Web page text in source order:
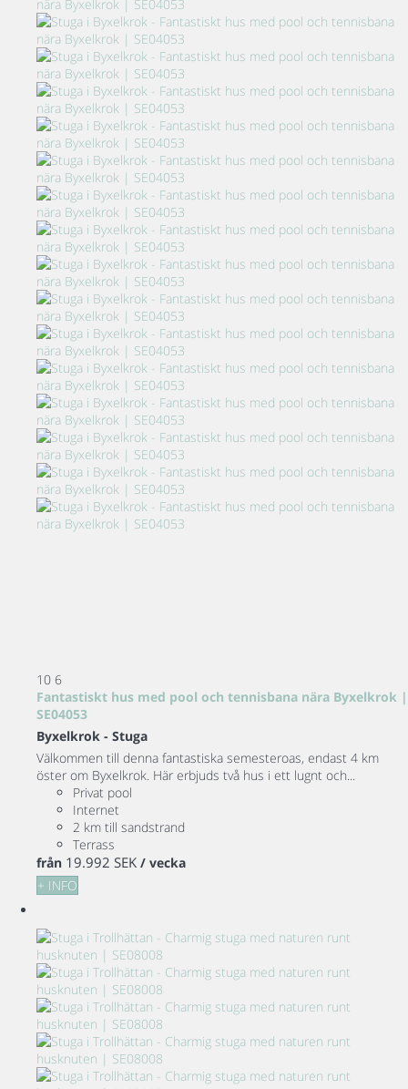
10 6
Fantastiskt hus med pool och tennisbana nära Byxelkrok |
SE04053
Byxelkrok - Stuga
Välkommen till denna fantastiska semesteroas, endast 4 km
öster om Byxelkrok. Här erbjuds två hus i ett lugnt och...
Privat pool
Internet
2 km till sandstrand
Terrass
från 19.992 SEK / vecka
+ INFO